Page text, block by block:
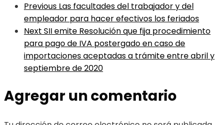
Previous Las facultades del trabajador y del
empleador para hacer efectivos los feriados
Next SII emite Resolución que fija procedimiento
para pago de IVA postergado en caso de
importaciones aceptadas a trámite entre abril y
septiembre de 2020
Agregar un comentario